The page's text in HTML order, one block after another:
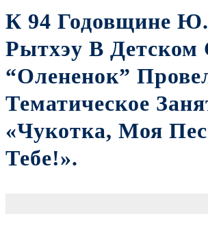
К 94 Годовщине
Рытхэу В Детском
“Олененок”
Тематическое
«Чукотка, Моя
Тебе!».